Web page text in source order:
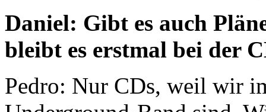
Daniel: Gibt es auch
bleibt es erstmal bei der
Pedro: Nur CDs, weil wir